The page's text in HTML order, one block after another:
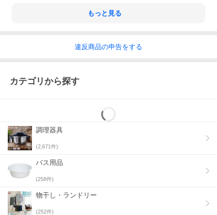
い日も快適に日焼け対策ができます。
パッケージ付きなのでプチギフトとしても♪
幅約69×奥行約17×高さ約25
●商品重量
約0.07kg
ナイロン、ポリウレタン
（検索用：Wpc. 遮熱 アームカバー 接触冷感 4537988357483 45
37988357476 4537988357469）
もっと見る
違反商品の申告をする
カテゴリから探す
調理器具
(2,671件)
バス用品
(258件)
物干し・ランドリー
(252件)